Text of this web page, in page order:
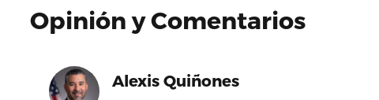
Opinión y Comentarios
Alexis Quiñones